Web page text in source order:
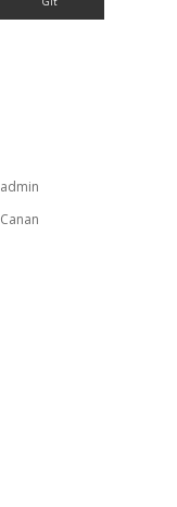
admin
Canan